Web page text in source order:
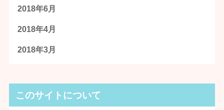
2018年6月
2018年4月
2018年3月
このサイトについて